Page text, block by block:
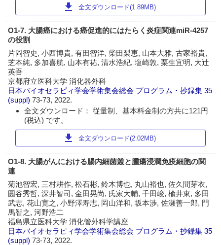
download 全文ダウンロード(1.89MB)
O1-7. 大腸癌における癌促進的にはたらく炎症関連miR-4257
の役割
片岡智史, 小西博貴, 有田智洋, 柴田梨恵, 山本大雅, 古家裕貴,
芝本純, 多加喜航, 山本有祐, 清水浩紀, 塩崎敦, 栗生宜明, 大辻
英吾
京都府立医科大学 消化器外科
日本バイオセラピィ学会学術集会総会 プログラム・抄録集 35
(suppl)73-73, 2022.
全文ダウンロード： 従量制、基本料金制の方共に121円
(税込) です。
download 全文ダウンロード(2.02MB)
O1-8. 大腸がんにおける腸内細菌叢と腫瘍浸潤免疫細胞の関
連
菊池智宏, 三村耕作, 松石彬, 鈴木博也, 丸山裕也, 佐久間芽衣,
圓谷秀哲, 深井智司, 金田晃尚, 氏家大輔, 千田峻, 楡井東, 多田
武志, 花山寛之, 小野澤寿志, 岡山洋和, 坂本渉, 佐瀬善一郎, 門
馬智之, 河野浩二
福島県立医科大学 消化管外科学講座
日本バイオセラピィ学会学術集会総会 プログラム・抄録集 35
(suppl)73-73, 2022.